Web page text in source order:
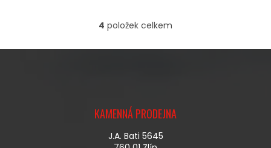
O
L
Í
P
R
4 položek celkem
KAMENNÁ PRODEJNA
J.A. Bati 5645